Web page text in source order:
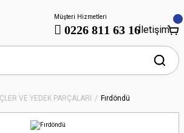
Müşteri Hizmetleri
0226 811 63 16İletişim
VE YEDEK PARÇALARI Fırdöndü